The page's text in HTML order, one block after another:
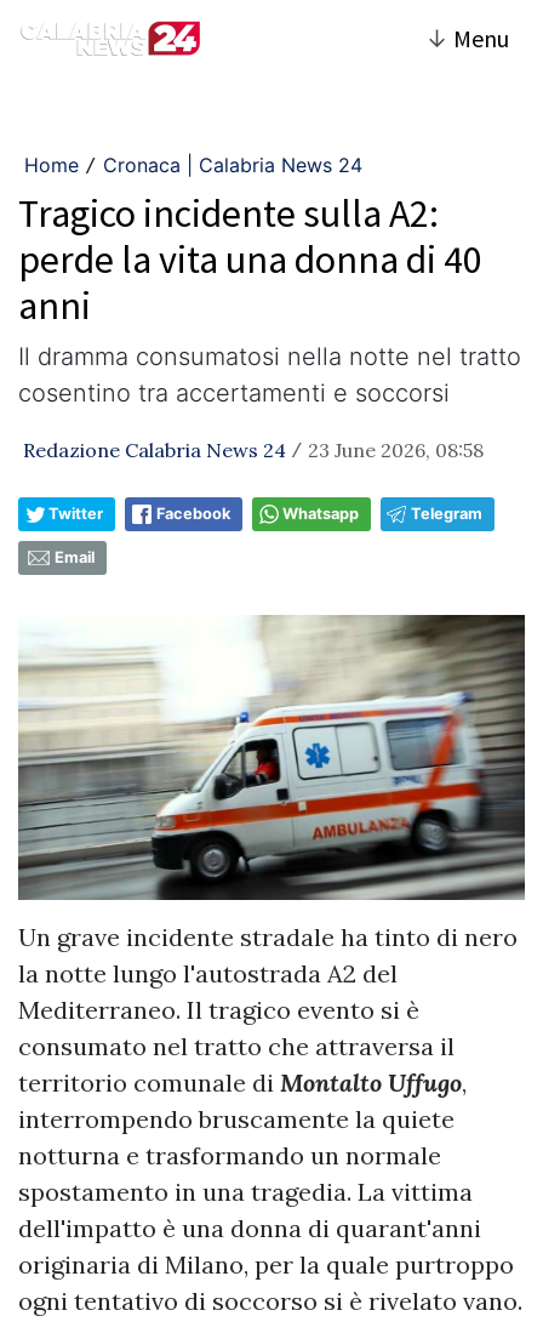
↓ Menu
Home / Cronaca | Calabria News 24
Tragico incidente sulla A2:
perde la vita una donna di 40
anni
Il dramma consumatosi nella notte nel tratto
cosentino tra accertamenti e soccorsi
Redazione Calabria News 24 / 23 June 2026, 08:58
Twitter Facebook Whatsapp Telegram
Email
Un grave incidente stradale ha tinto di nero
la notte lungo l'autostrada A2 del
Mediterraneo. Il tragico evento si è
consumato nel tratto che attraversa il
territorio comunale di Montalto Uffugo,
interrompendo bruscamente la quiete
notturna e trasformando un normale
spostamento in una tragedia. La vittima
dell'impatto è una donna di quarant'anni
originaria di Milano, per la quale purtroppo
ogni tentativo di soccorso si è rivelato vano.